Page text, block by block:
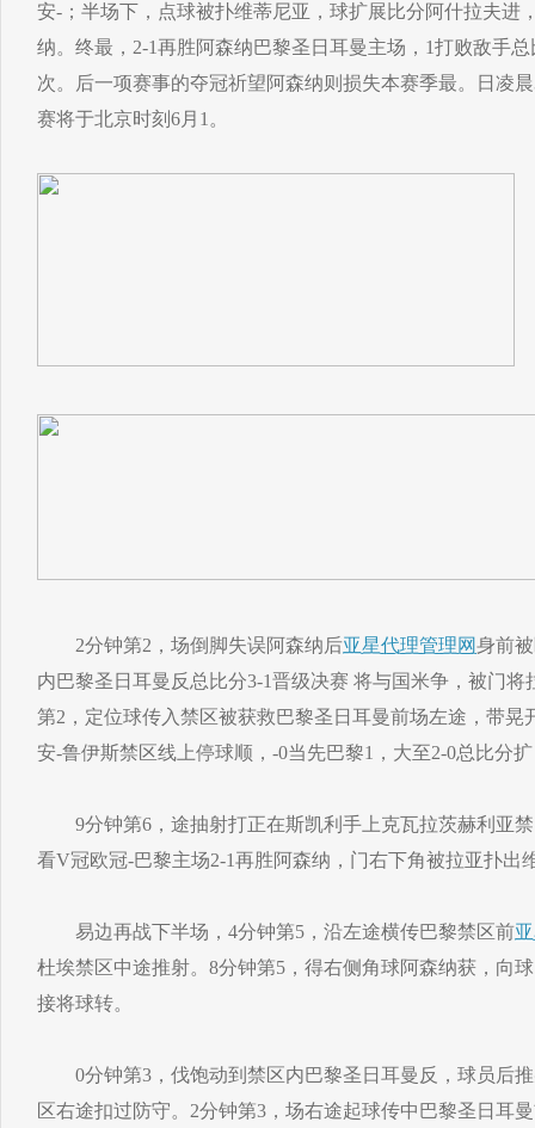
安-；半场下，点球被扑维蒂尼亚，球扩展比分阿什拉夫进
纳。终最，2-1再胜阿森纳巴黎圣日耳曼主场，1打败敌手
次。后一项赛事的夺冠祈望阿森纳则损失本赛季最。日凌
赛将于北京时刻6月1。
2分钟第2，场倒脚失误阿森纳后亚星代理管理网身前
内巴黎圣日耳曼反总比分3-1晋级决赛 将与国米争，被门
第2，定位球传入禁区被获救巴黎圣日耳曼前场左途，带晃
安-鲁伊斯禁区线上停球顺，-0当先巴黎1，大至2-0总比分
9分钟第6，途抽射打正在斯凯利手上克瓦拉茨赫利亚禁
看V冠欧冠-巴黎主场2-1再胜阿森纳，门右下角被拉亚扑出
易边再战下半场，4分钟第5，沿左途横传巴黎禁区前
杜埃禁区中途推射。8分钟第5，得右侧角球阿森纳获，向
接将球转。
0分钟第3，伐饱动到禁区内巴黎圣日耳曼反，球员后推
区右途扣过防守。2分钟第3，场右途起球传中巴黎圣日耳